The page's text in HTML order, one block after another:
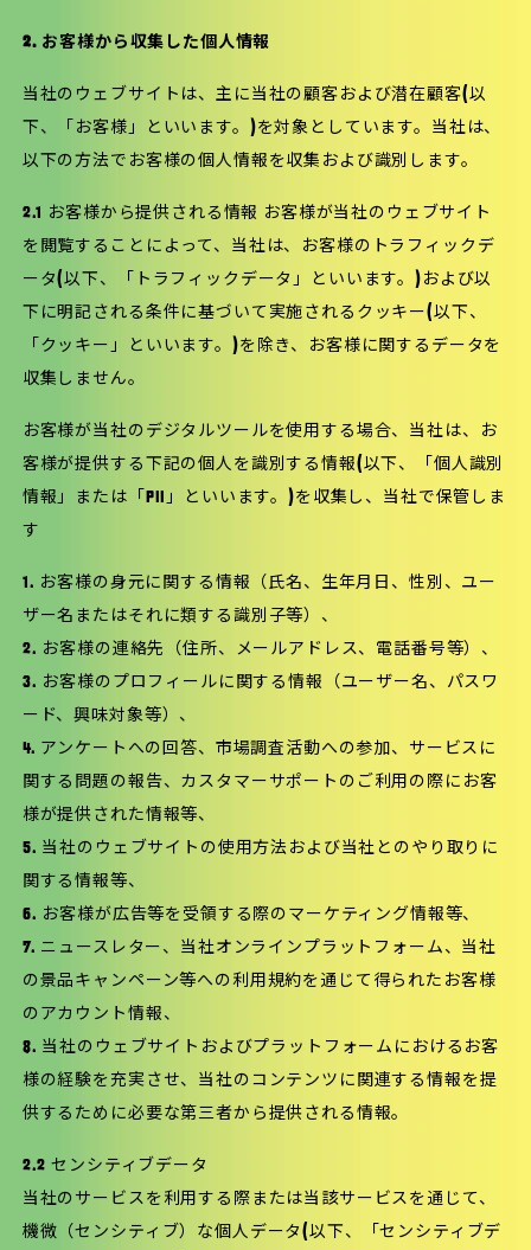
2. お客様から収集した個人情報
当社のウェブサイトは、主に当社の顧客および潜在顧客(以
下、「お客様」といいます。)を対象としています。当社は、
以下の方法でお客様の個人情報を収集および識別します。
2.1 お客様から提供される情報 お客様が当社のウェブサイト
を閲覧することによって、当社は、お客様のトラフィックデ
ータ(以下、「トラフィックデータ」といいます。)および以
下に明記される条件に基づいて実施されるクッキー(以下、
「クッキー」といいます。)を除き、お客様に関するデータを
収集しません。
お客様が当社のデジタルツールを使用する場合、当社は、お
客様が提供する下記の個人を識別する情報(以下、「個人識別
情報」または「PII」といいます。)を収集し、当社で保管しま
す
1. お客様の身元に関する情報（氏名、生年月日、性別、ユー
ザー名またはそれに類する識別子等）、
2. お客様の連絡先（住所、メールアドレス、電話番号等）、
3. お客様のプロフィールに関する情報（ユーザー名、パスワ
ード、興味対象等）、
4. アンケートへの回答、市場調査活動への参加、サービスに
関する問題の報告、カスタマーサポートのご利用の際にお客
様が提供された情報等、
5. 当社のウェブサイトの使用方法および当社とのやり取りに
関する情報等、
6. お客様が広告等を受領する際のマーケティング情報等、
7. ニュースレター、当社オンラインプラットフォーム、当社
の景品キャンペーン等への利用規約を通じて得られたお客様
のアカウント情報、
8. 当社のウェブサイトおよびプラットフォームにおけるお客
様の経験を充実させ、当社のコンテンツに関連する情報を提
供するために必要な第三者から提供される情報。
2.2 センシティブデータ
当社のサービスを利用する際または当該サービスを通じて、
機微（センシティブ）な個人データ(以下、「センシティブデ